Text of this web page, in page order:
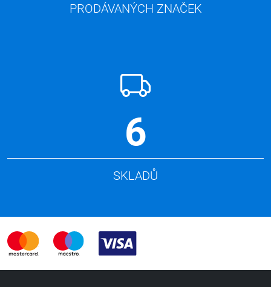
PRODÁVANÝCH ZNAČEK
6
SKLADŮ